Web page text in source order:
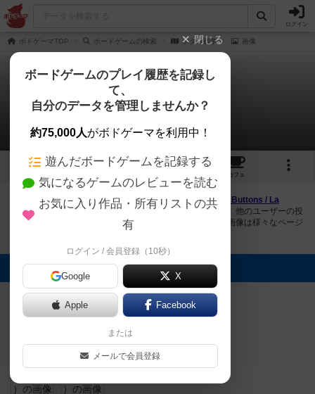
ログイン
ボドゲーマTOP ボードゲームの検索 ボタン戦争 画像
ボタン戦争
2件の画像
2 2
カフェ
ボドゲーマにログインすると、 「ボタン戦争（War of the Buttons / La
Guerre des Boutons）」 の画像をアップロード出来たり、他のユーザーの投
稿画像に評価を付けることができます。また、トップ6の画像は様々なページ
トップに表示される画像
まつなが まつなが
閉じる
ボードゲームのプレイ履歴を記録し
て、
自分のデータを管理しませんか？
約75,000人がボドゲーマを利用中！
遊んだボードゲームを記録する
気になるゲームのレビューを読む
お気に入り作品・所有リストの共
有
ログイン / 会員登録（10秒）
Google X
Apple Facebook
または
メールで会員登録